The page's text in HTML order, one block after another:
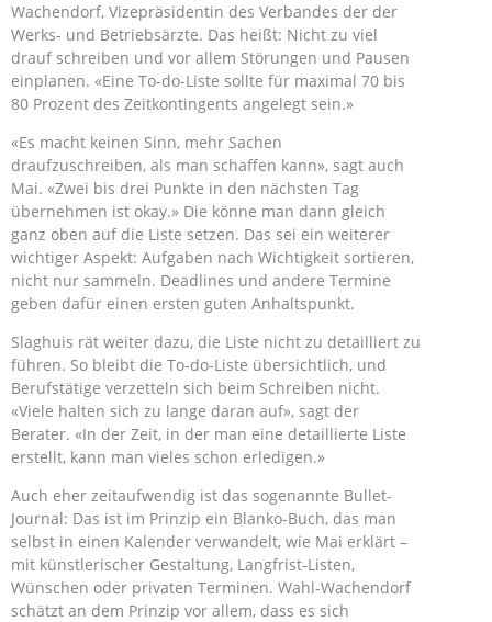
Wachendorf, Vizepräsidentin des Verbandes der der
Werks- und Betriebsärzte. Das heißt: Nicht zu viel
drauf schreiben und vor allem Störungen und Pausen
einplanen. «Eine To-do-Liste sollte für maximal 70 bis
80 Prozent des Zeitkontingents angelegt sein.»
«Es macht keinen Sinn, mehr Sachen
draufzuschreiben, als man schaffen kann», sagt auch
Mai. «Zwei bis drei Punkte in den nächsten Tag
übernehmen ist okay.» Die könne man dann gleich
ganz oben auf die Liste setzen. Das sei ein weiterer
wichtiger Aspekt: Aufgaben nach Wichtigkeit sortieren,
nicht nur sammeln. Deadlines und andere Termine
geben dafür einen ersten guten Anhaltspunkt.
Slaghuis rät weiter dazu, die Liste nicht zu detailliert zu
führen. So bleibt die To-do-Liste übersichtlich, und
Berufstätige verzetteln sich beim Schreiben nicht.
«Viele halten sich zu lange daran auf», sagt der
Berater. «In der Zeit, in der man eine detaillierte Liste
erstellt, kann man vieles schon erledigen.»
Auch eher zeitaufwendig ist das sogenannte Bullet-
Journal: Das ist im Prinzip ein Blanko-Buch, das man
selbst in einen Kalender verwandelt, wie Mai erklärt –
mit künstlerischer Gestaltung, Langfrist-Listen,
Wünschen oder privaten Terminen. Wahl-Wachendorf
schätzt an dem Prinzip vor allem, dass es sich